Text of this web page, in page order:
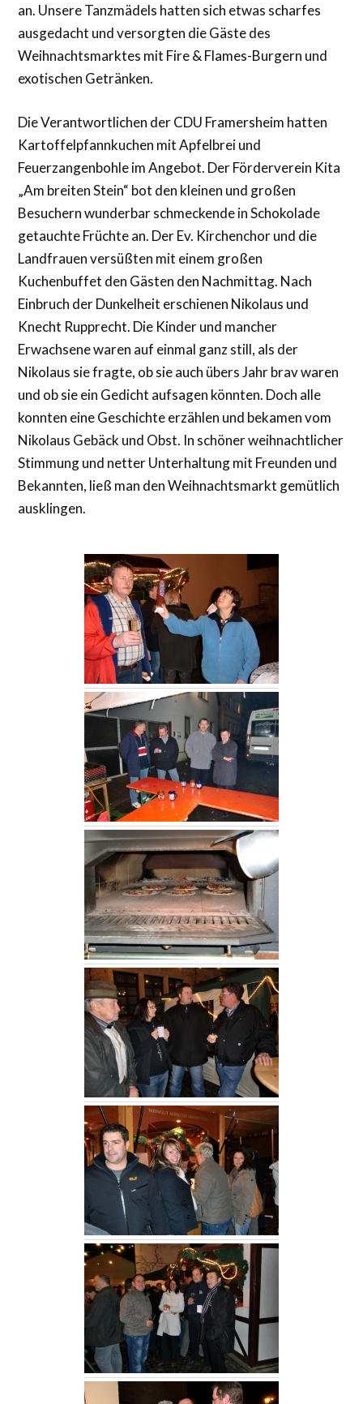
an. Unsere Tanzmädels hatten sich etwas scharfes
ausgedacht und versorgten die Gäste des
Weihnachtsmarktes mit Fire & Flames-Burgern und
exotischen Getränken.
Die Verantwortlichen der CDU Framersheim hatten
Kartoffelpfannkuchen mit Apfelbrei und
Feuerzangenbohle im Angebot. Der Förderverein Kita
„Am breiten Stein“ bot den kleinen und großen
Besuchern wunderbar schmeckende in Schokolade
getauchte Früchte an. Der Ev. Kirchenchor und die
Landfrauen versüßten mit einem großen
Kuchenbuffet den Gästen den Nachmittag. Nach
Einbruch der Dunkelheit erschienen Nikolaus und
Knecht Rupprecht. Die Kinder und mancher
Erwachsene waren auf einmal ganz still, als der
Nikolaus sie fragte, ob sie auch übers Jahr brav waren
und ob sie ein Gedicht aufsagen könnten. Doch alle
konnten eine Geschichte erzählen und bekamen vom
Nikolaus Gebäck und Obst. In schöner weihnachtlicher
Stimmung und netter Unterhaltung mit Freunden und
Bekannten, ließ man den Weihnachtsmarkt gemütlich
ausklingen.